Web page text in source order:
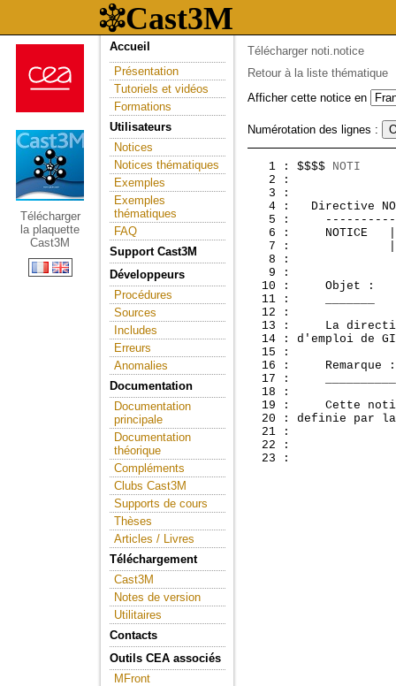
Télécharger
la plaquette
Cast3M
Accueil
Présentation
Tutoriels et vidéos
Formations
Utilisateurs
Notices
Notices thématiques
Exemples
Exemples
thématiques
FAQ
Support Cast3M
Développeurs
Procédures
Sources
Includes
Erreurs
Anomalies
Documentation
Documentation
principale
Documentation
théorique
Compléments
Clubs Cast3M
Supports de cours
Thèses
Articles / Livres
Téléchargement
Cast3M
Notes de version
Utilitaires
Contacts
Outils CEA associés
MFront
Télécharger noti.notice
Retour à la liste thématique
Afficher cette notice en
Numérotation des lignes :
   1 : $$$$
NOTI
2 :
   3 :
   4 :
Directive
5 :
6 :     NOTICE
7 :
   8 :
   9 :
  10 :     Objet :
  11 :     _______
  12 :
13 :     La
14 : d'emploi de
  15 :
  16 :     Remarque :
  17 :     __________
  18 :
19 :     Cette
20 : definie par
  21 :
22 :